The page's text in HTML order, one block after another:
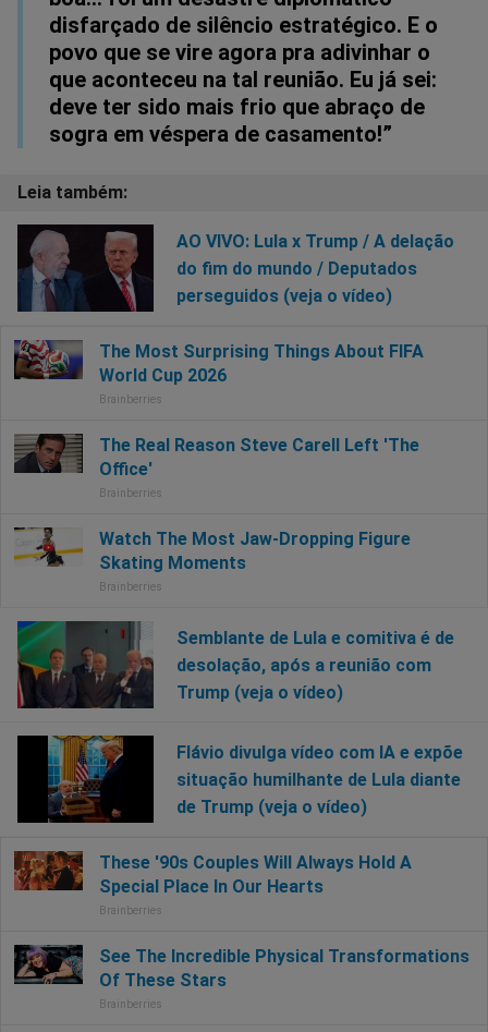
disfarçado de silêncio estratégico. E o
povo que se vire agora pra adivinhar o
que aconteceu na tal reunião. Eu já sei:
deve ter sido mais frio que abraço de
sogra em véspera de casamento!”
AO VIVO: Lula x Trump / A delação
do fim do mundo / Deputados
perseguidos (veja o vídeo)
Semblante de Lula e comitiva é de
desolação, após a reunião com
Trump (veja o vídeo)
Flávio divulga vídeo com IA e expõe
situação humilhante de Lula diante
de Trump (veja o vídeo)